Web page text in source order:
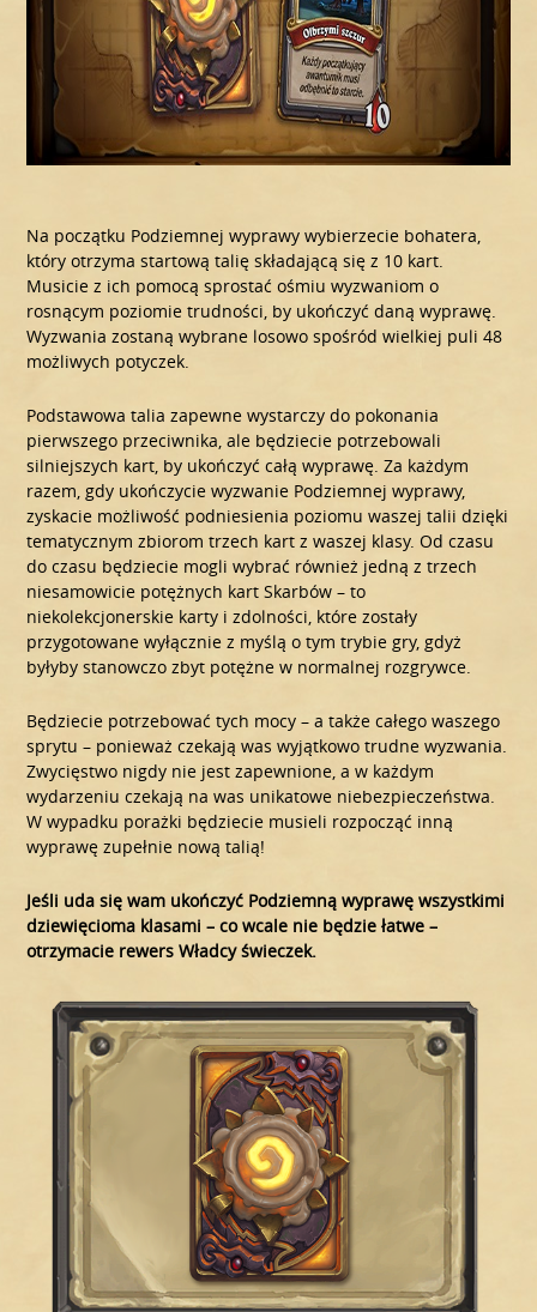
Na początku Podziemnej wyprawy wybierzecie bohatera,
który otrzyma startową talię składającą się z 10 kart.
Musicie z ich pomocą sprostać ośmiu wyzwaniom o
rosnącym poziomie trudności, by ukończyć daną wyprawę.
Wyzwania zostaną wybrane losowo spośród wielkiej puli 48
możliwych potyczek.
Podstawowa talia zapewne wystarczy do pokonania
pierwszego przeciwnika, ale będziecie potrzebowali
silniejszych kart, by ukończyć całą wyprawę. Za każdym
razem, gdy ukończycie wyzwanie Podziemnej wyprawy,
zyskacie możliwość podniesienia poziomu waszej talii dzięki
tematycznym zbiorom trzech kart z waszej klasy. Od czasu
do czasu będziecie mogli wybrać również jedną z trzech
niesamowicie potężnych kart Skarbów – to
niekolekcjonerskie karty i zdolności, które zostały
przygotowane wyłącznie z myślą o tym trybie gry, gdyż
byłyby stanowczo zbyt potężne w normalnej rozgrywce.
Będziecie potrzebować tych mocy – a także całego waszego
sprytu – ponieważ czekają was wyjątkowo trudne wyzwania.
Zwycięstwo nigdy nie jest zapewnione, a w każdym
wydarzeniu czekają na was unikatowe niebezpieczeństwa.
W wypadku porażki będziecie musieli rozpocząć inną
wyprawę zupełnie nową talią!
Jeśli uda się wam ukończyć Podziemną wyprawę wszystkimi
dziewięcioma klasami – co wcale nie będzie łatwe –
otrzymacie rewers Władcy świeczek.